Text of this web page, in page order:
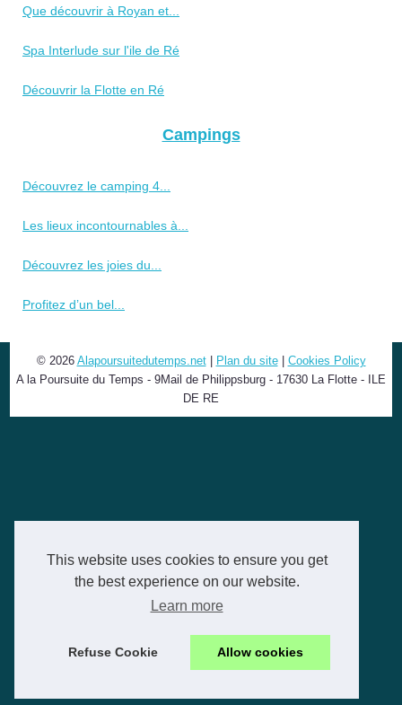
This website uses cookies to ensure you get
the best experience on our website.
Learn more
Refuse Cookie Allow cookies
Que découvrir à Royan et...
Spa Interlude sur l'ile de Ré
Découvrir la Flotte en Ré
Campings
Découvrez le camping 4...
Les lieux incontournables à...
Découvrez les joies du...
Profitez d’un bel...
© 2026 Alapoursuitedutemps.net| Plan du site| Cookies Policy
A la Poursuite du Temps - 9Mail de Philippsburg - 17630 La Flotte - ILE
DE RE